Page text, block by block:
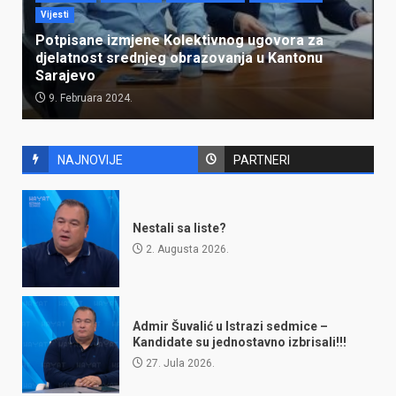
NAJNOVIJE PARTNERI
Nestali sa liste?
2. Augusta 2026.
Admir Šuvalić u Istrazi sedmice –
Kandidate su jednostavno izbrisali!!!
27. Jula 2026.
Vijesti
Potpisane izmjene Kolektivnog ugovora za
djelatnost srednjeg obrazovanja u Kantonu
Sarajevo
9. Februara 2024.